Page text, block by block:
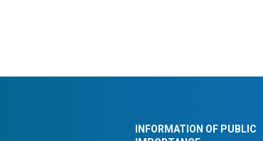
INFORMATION OF PUBLIC